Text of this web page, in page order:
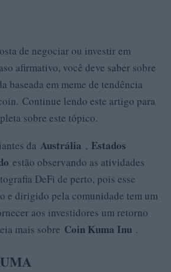
de negociar ou investir em
afirmativo, você deve saber sobre
baseada em meme de tendência
Continue lendo este artigo para
sobre este tópico.
da Austrália , Estados
estão observando as atividades
DeFi de perto, pois esse
e dirigido pela comunidade tem um
aos investidores um retorno
mais sobre Coin Kuma Inu .